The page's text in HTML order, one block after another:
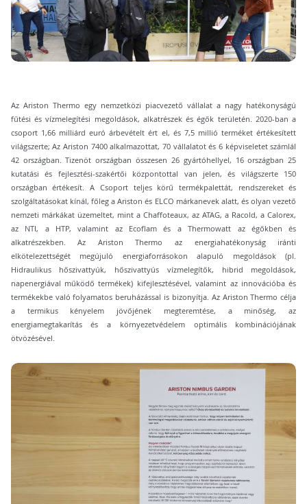
Az Ariston Thermo egy nemzetközi piacvezető vállalat a nagy hatékonyságú
fűtési és vízmelegítési megoldások, alkatrészek és égők területén. 2020-ban a
csoport 1,66 milliárd euró árbevételt ért el, és 7,5 millió terméket értékesített
világszerte; Az Ariston 7400 alkalmazottat, 70 vállalatot és 6 képviseletet számlál
42 országban. Tizenöt országban összesen 26 gyártóhellyel, 16 országban 25
kutatási és fejlesztési-szakértői központottal van jelen, és világszerte 150
országban értékesít. A Csoport teljes körű termékpalettát, rendszereket és
szolgáltatásokat kínál, főleg a Ariston és ELCO márkanevek alatt, és olyan vezető
nemzeti márkákat üzemeltet, mint a Chaffoteaux, az ATAG, a Racold, a Calorex,
az NTI, a HTP, valamint az Ecoflam és a Thermowatt az égőkben és
alkatrészekben. Az Ariston Thermo az energiahatékonyság iránti
elkötelezettségét megújuló energiaforrásokon alapuló megoldások (pl.
Hidraulikus hőszivattyúk, hőszivattyús vízmelegítők, hibrid megoldások,
napenergiával működő termékek) kifejlesztésével, valamint az innovációba és
termékekbe való folyamatos beruházással is bizonyítja. Az Ariston Thermo célja
a termikus kényelem jövőjének megteremtése, a minőség, az
energiamegtakarítás és a környezetvédelem optimális kombinációjának
ötvözésével.